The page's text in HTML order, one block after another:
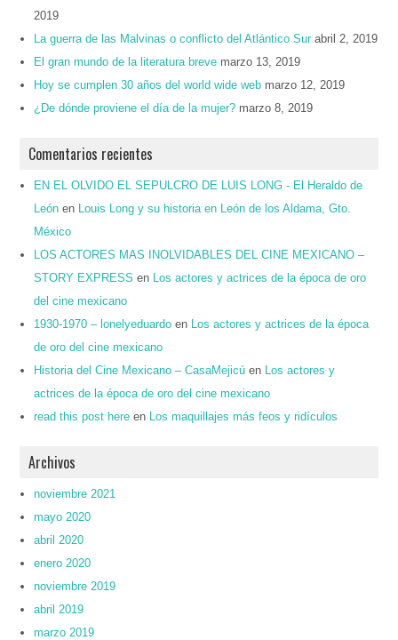
2019
La guerra de las Malvinas o conflicto del Atlántico Sur abril 2, 2019
El gran mundo de la literatura breve marzo 13, 2019
Hoy se cumplen 30 años del world wide web marzo 12, 2019
¿De dónde proviene el día de la mujer? marzo 8, 2019
Comentarios recientes
EN EL OLVIDO EL SEPULCRO DE LUIS LONG - El Heraldo de
León en
Louis Long y su historia en León de los Aldama, Gto.
México
LOS ACTORES MAS INOLVIDABLES DEL CINE MEXICANO –
STORY EXPRESS en
Los actores y actrices de la época de oro
del cine mexicano
1930-1970 – lonelyeduardo en
Los actores y actrices de la época
de oro del cine mexicano
Historia del Cine Mexicano – CasaMejicú en
Los actores y
actrices de la época de oro del cine mexicano
read this post here en Los maquillajes más feos y ridículos
Archivos
noviembre 2021
mayo 2020
abril 2020
enero 2020
noviembre 2019
abril 2019
marzo 2019